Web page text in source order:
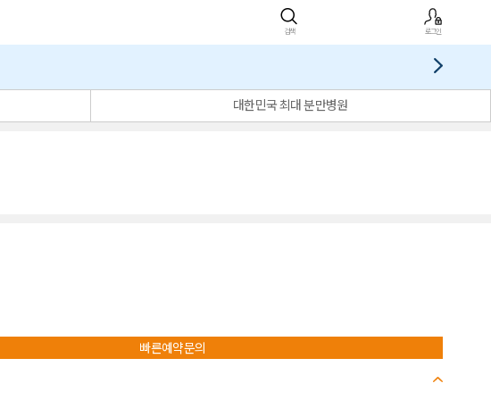
검색 로그인
대한민국 최대 분만병원
빠른예약문의